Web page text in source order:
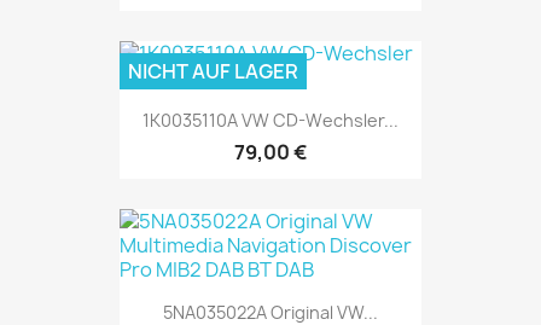
1K0035110A VW CD-Wechsler...
79,00 €
NICHT AUF LAGER
5NA035022A Original VW...